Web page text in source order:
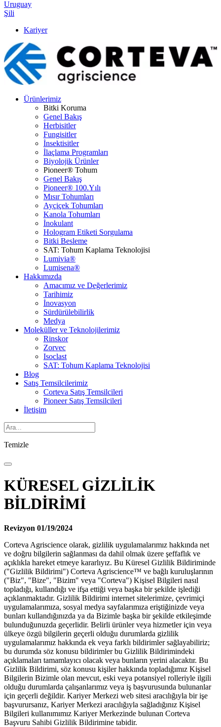
Uruguay
Şili
Kariyer
Ürünlerimiz
Bitki Koruma
Genel Bakış
Herbisitler
Fungisitler
İnsektisitler
İlaçlama Programları
Biyolojik Ürünler
Pioneer® Tohum
Genel Bakış
Pioneer® 100.Yılı
Mısır Tohumları
Ayçiçek Tohumları
Kanola Tohumları
İnokulant
Hologram Etiketi Sorgulama
Bitki Besleme
SAT: Tohum Kaplama Teknolojisi
Lumivia®
Lumisena®
Hakkımızda
Amacımız ve Değerlerimiz
Tarihimiz
İnovasyon
Sürdürülebilirlik
Medya
Moleküller ve Teknolojilerimiz
Rinskor
Zorvec
Isoclast
SAT: Tohum Kaplama Teknolojisi
Blog
Satış Temsilcilerimiz
Corteva Satış Temsilcileri
Pioneer Satış Temsilcileri
İletişim
Temizle
KÜRESEL GİZLİLİK
BİLDİRİMİ
Revizyon 01/19/2024
Corteva Agriscience olarak, gizlilik uygulamalarımız hakkında net
ve doğru bilgilerin sağlanması da dahil olmak üzere şeffaflık ve
açıklıkla hareket etmeye kararlıyız. Bu Küresel Gizlilik Bildiriminde
("Gizlilik Bildirimi") Corteva Agriscience™ ve bağlı kuruluşlarının
("Biz", "Bize", "Bizim" veya "Corteva") Kişisel Bilgileri nasıl
topladığı, kullandığı ve ifşa ettiği veya başka bir şekilde işlediği
açıklanmaktadır. Gizlilik Bildirimi internet sitelerimize, çevrimiçi
uygulamalarımıza, sosyal medya sayfalarımıza eriştiğinizde veya
bunları kullandığınızda ya da Bizimle başka bir şekilde etkileşimde
bulunduğunuzda geçerlidir. Belirli ürünler veya hizmetler için veya
ülkeye özgü bilgilerin geçerli olduğu durumlarda gizlilik
uygulamalarımız hakkında ek veya farklı bildirimler sağlayabiliriz;
bu durumda söz konusu bildirimler bu Gizlilik Bildirimindeki
açıklamaları tamamlayıcı olacak veya bunların yerini alacaktır. Bu
Gizlilik Bildirimi, söz konusu kişiler hakkında topladığımız Kişisel
Bilgilerin Bizimle olan mevcut, eski veya potansiyel rolleriyle ilgili
olduğu durumlarda çalışanlarımız veya iş başvurusunda bulunanlar
için geçerli değildir. Kariyer Merkezi web sitesi aracılığıyla bir işe
başvurursanız, Kariyer Merkezi aracılığıyla sağladığınız Kişisel
Bilgileri kullanımımız Kariyer Merkezinde bulunan Corteva
Başvuru Sahibi Gizlilik Bildirimine tabidir.